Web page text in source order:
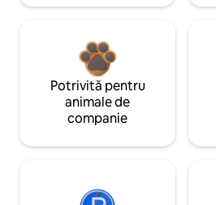
Potrivită pentru
animale de
companie